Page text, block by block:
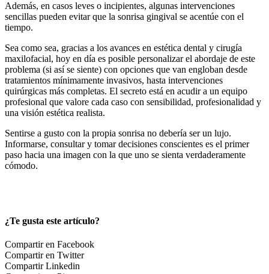
Además, en casos leves o incipientes, algunas intervenciones
sencillas pueden evitar que la sonrisa gingival se acentúe con el
tiempo.
Sea como sea, gracias a los avances en estética dental y cirugía
maxilofacial, hoy en día es posible personalizar el abordaje de este
problema (si así se siente) con opciones que van engloban desde
tratamientos mínimamente invasivos, hasta intervenciones
quirúrgicas más completas. El secreto está en acudir a un equipo
profesional que valore cada caso con sensibilidad, profesionalidad y
una visión estética realista.
Sentirse a gusto con la propia sonrisa no debería ser un lujo.
Informarse, consultar y tomar decisiones conscientes es el primer
paso hacia una imagen con la que uno se sienta verdaderamente
cómodo.
¿Te gusta este artículo?
Compartir en Facebook
Compartir en Twitter
Compartir Linkedin